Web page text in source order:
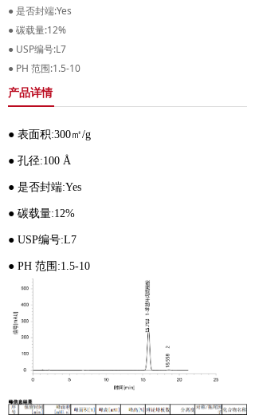
产品详情
● 表面积:300㎡/g
● 孔径:100 Å
● 是否封端:Yes
● 碳载量:12%
● USP编号:L7
● PH 范围:1.5-10
● 是否封端:Yes
● 碳载量:12%
● USP编号:L7
● PH 范围:1.5-10